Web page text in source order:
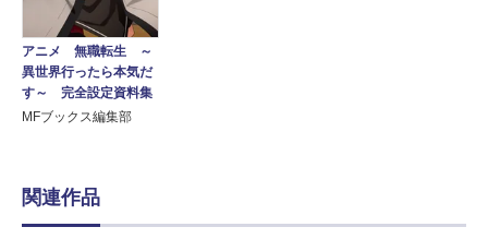
アニメ 無職転生 ～
異世界行ったら本気だ
す～ 完全設定資料集
MFブックス編集部
関連作品